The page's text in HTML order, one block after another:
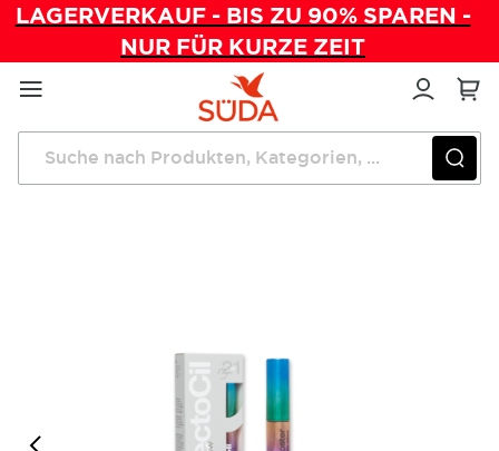
LAGERVERKAUF - BIS ZU 90% SPAREN -
NUR FÜR KURZE ZEIT
Direkt
zum
Inhalt
Startseite RefectoCil Lash&Brow Booster 2in1